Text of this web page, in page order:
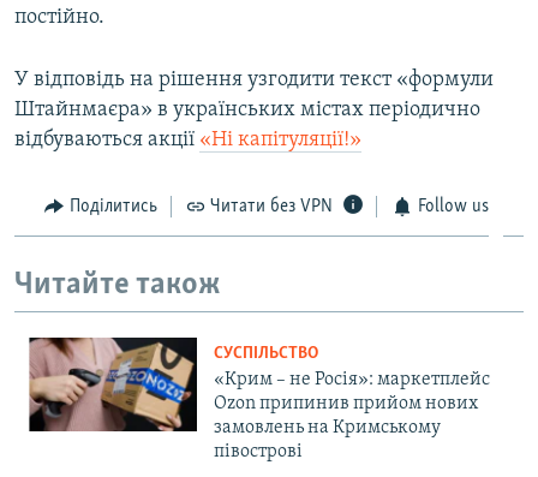
постійно.
У відповідь на рішення узгодити текст «формули
Штайнмаєра» в українських містах періодично
відбуваються акції «Ні капітуляції!»
Поділитись Читати без VPN Follow us
Читайте також
СУСПІЛЬСТВО
«Крим – не Росія»: маркетплейс
Ozon припинив прийом нових
замовлень на Кримському
півострові